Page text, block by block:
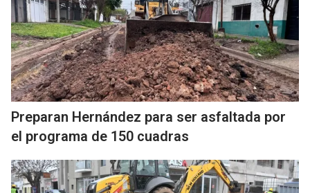
Preparan Hernández para ser asfaltada por
el programa de 150 cuadras